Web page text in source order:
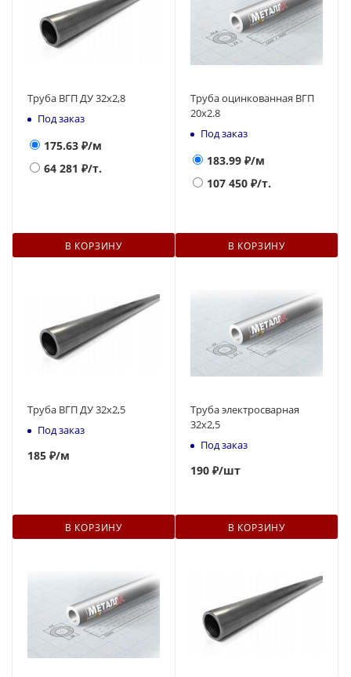
Труба ВГП ДУ 32х2,8
Под заказ
175.63 ₽/м
64 281 ₽/т.
В КОРЗИНУ
Труба оцинкованная ВГП
20х2.8
Под заказ
183.99 ₽/м
107 450 ₽/т.
В КОРЗИНУ
Труба ВГП ДУ 32х2,5
Под заказ
185 ₽/м
В КОРЗИНУ
Труба электросварная
32x2,5
Под заказ
190 ₽/шт
В КОРЗИНУ